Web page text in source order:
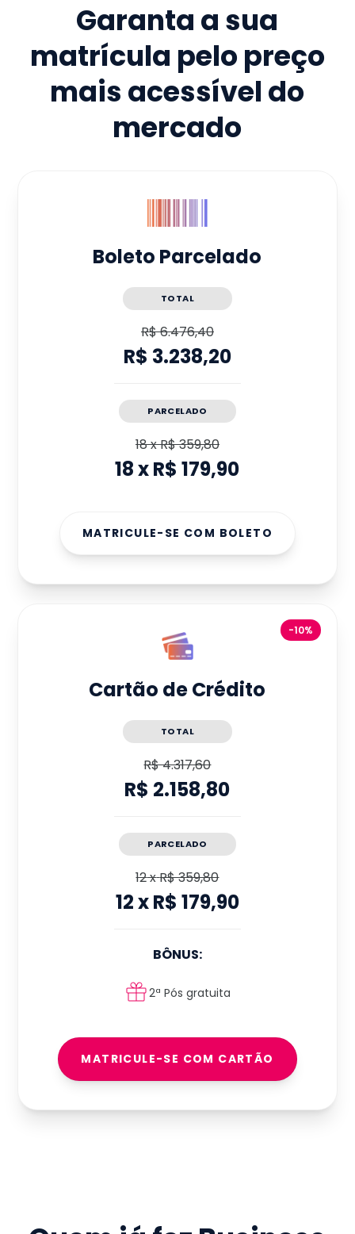
Garanta a sua
matrícula pelo preço
mais acessível do
mercado
Boleto Parcelado
TOTAL
R$ 6.476,40
R$ 3.238,20
PARCELADO
18xR$ 359,80
18xR$ 179,90
MATRICULE-SE COM BOLETO
-10%
Cartão de Crédito
TOTAL
R$ 4.317,60
R$ 2.158,80
PARCELADO
12xR$ 359,80
12xR$ 179,90
BÔNUS:
2ª Pós gratuita
MATRICULE-SE COM CARTÃO